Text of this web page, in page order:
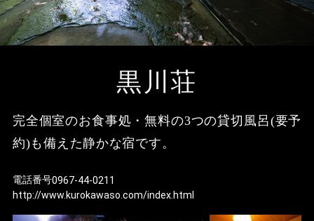
黒川荘
完全個室のお食事処・無料の3つの貸切風呂(要予
約)も備えた静かな宿です。
電話番号0967-44-0211
http://www.kurokawaso.com/index.html